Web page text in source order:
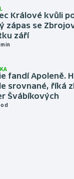
Králové kvůli
zápas se
září
fandí Apoleně.
srovnané, říká
Švábíkových